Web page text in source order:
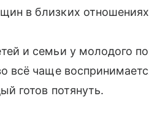
в близких
и семьи у молодого
всё чаще
готов потянуть.